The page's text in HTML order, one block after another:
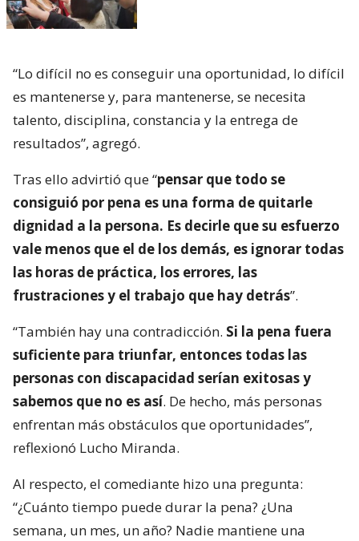
“Lo difícil no es conseguir una oportunidad, lo difícil
es mantenerse y, para mantenerse, se necesita
talento, disciplina, constancia y la entrega de
resultados”, agregó.
Tras ello advirtió que “pensar que todo se
consiguió por pena es una forma de quitarle
dignidad a la persona. Es decirle que su esfuerzo
vale menos que el de los demás, es ignorar todas
las horas de práctica, los errores, las
frustraciones y el trabajo que hay detrás”.
“También hay una contradicción. Si la pena fuera
suficiente para triunfar, entonces todas las
personas con discapacidad serían exitosas y
sabemos que no es así. De hecho, más personas
enfrentan más obstáculos que oportunidades”,
reflexionó Lucho Miranda.
Al respecto, el comediante hizo una pregunta:
“¿Cuánto tiempo puede durar la pena? ¿Una
semana, un mes, un año? Nadie mantiene una